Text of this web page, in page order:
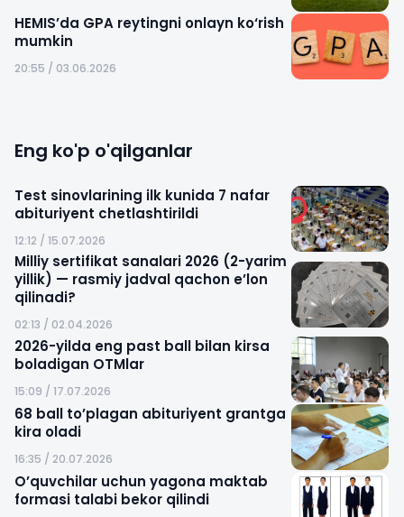
HEMIS’da GPA reytingni onlayn ko‘rish
mumkin
20:55 / 03.06.2026
Eng ko'p o'qilganlar
Test sinovlarining ilk kunida 7 nafar
abituriyent chetlashtirildi
12:12 / 15.07.2026
Milliy sertifikat sanalari 2026 (2-yarim
yillik) — rasmiy jadval qachon e’lon
qilinadi?
02:13 / 02.04.2026
2026-yilda eng past ball bilan kirsa
boladigan OTMlar
15:09 / 17.07.2026
68 ball to’plagan abituriyent grantga
kira oladi
16:35 / 20.07.2026
O’quvchilar uchun yagona maktab
formasi talabi bekor qilindi